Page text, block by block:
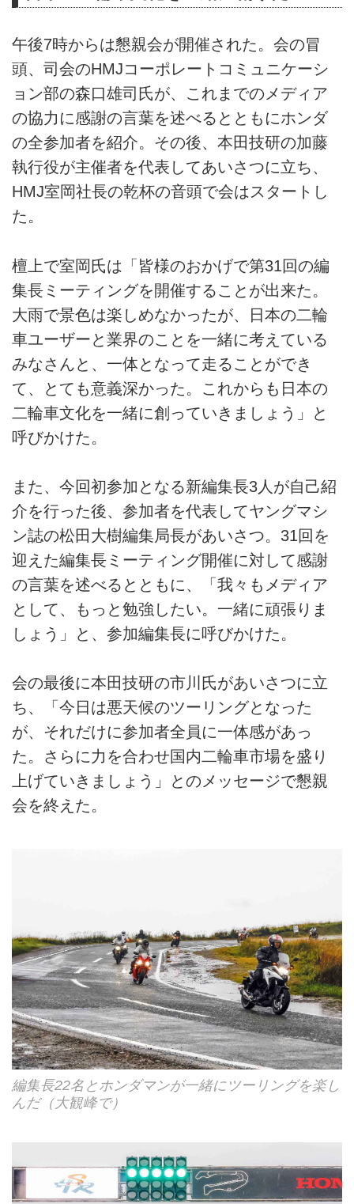
午後7時からは懇親会が開催された。会の冒
頭、司会のHMJコーポレートコミュニケーシ
ョン部の森口雄司氏が、これまでのメディア
の協力に感謝の言葉を述べるとともにホンダ
の全参加者を紹介。その後、本田技研の加藤
執行役が主催者を代表してあいさつに立ち、
HMJ室岡社長の乾杯の音頭で会はスタートし
た。
檀上で室岡氏は「皆様のおかげで第31回の編
集長ミーティングを開催することが出来た。
大雨で景色は楽しめなかったが、日本の二輪
車ユーザーと業界のことを一緒に考えている
みなさんと、一体となって走ることができ
て、とても意義深かった。これからも日本の
二輪車文化を一緒に創っていきましょう」と
呼びかけた。
また、今回初参加となる新編集長3人が自己紹
介を行った後、参加者を代表してヤングマシ
ン誌の松田大樹編集局長があいさつ。31回を
迎えた編集長ミーティング開催に対して感謝
の言葉を述べるとともに、「我々もメディア
として、もっと勉強したい。一緒に頑張りま
しょう」と、参加編集長に呼びかけた。
会の最後に本田技研の市川氏があいさつに立
ち、「今日は悪天候のツーリングとなった
が、それだけに参加者全員に一体感があっ
た。さらに力を合わせ国内二輪車市場を盛り
上げていきましょう」とのメッセージで懇親
会を終えた。
編集長22名とホンダマンが一緒にツーリングを楽し
んだ（大観峰で）